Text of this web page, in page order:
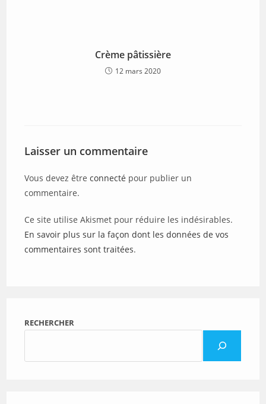
Crème pâtissière
12 mars 2020
Laisser un commentaire
Vous devez êtreconnecté pour publier un
commentaire.
Ce site utilise Akismet pour réduire les indésirables.
En savoir plus sur la façon dont les données de vos
commentaires sont traitées.
RECHERCHER